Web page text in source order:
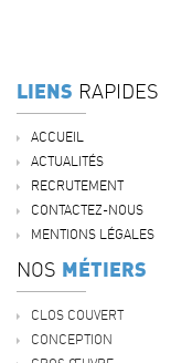
LIENS RAPIDES
ACCUEIL
ACTUALITÉS
RECRUTEMENT
CONTACTEZ-NOUS
MENTIONS LÉGALES
NOS MÉTIERS
CLOS COUVERT
CONCEPTION